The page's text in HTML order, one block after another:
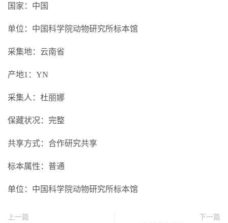
国家：中国
单位：中国科学院动物研究所标本馆
采集地：云南省
产地1：YN
采集人：杜丽娜
保藏状况：完整
共享方式：合作研究共享
标本属性：普通
单位：中国科学院动物研究所标本馆
上一篇
下一篇